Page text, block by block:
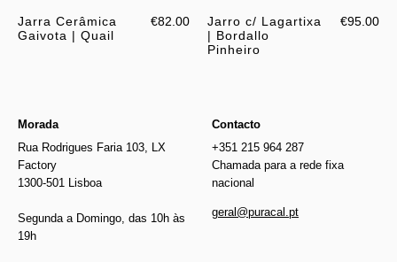
Jarra Cerâmica
Gaivota | Quail
€82.00
Jarro c/ Lagartixa
| Bordallo
Pinheiro
€95.00
Morada
Rua Rodrigues Faria 103, LX
Factory
1300-501 Lisboa
Segunda a Domingo, das 10h às
19h
Contacto
+351 215 964 287
Chamada para a rede fixa
nacional
geral@puracal.pt